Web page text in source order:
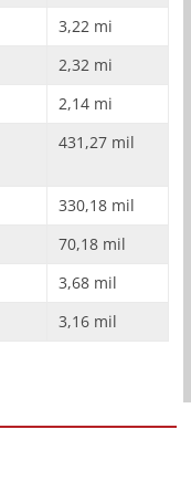
3,22 mi
2,32 mi
2,14 mi
431,27 mil
330,18 mil
70,18 mil
3,68 mil
3,16 mil